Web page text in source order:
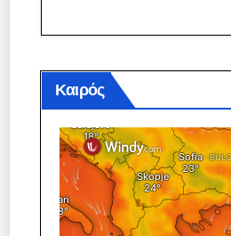
Καιρός